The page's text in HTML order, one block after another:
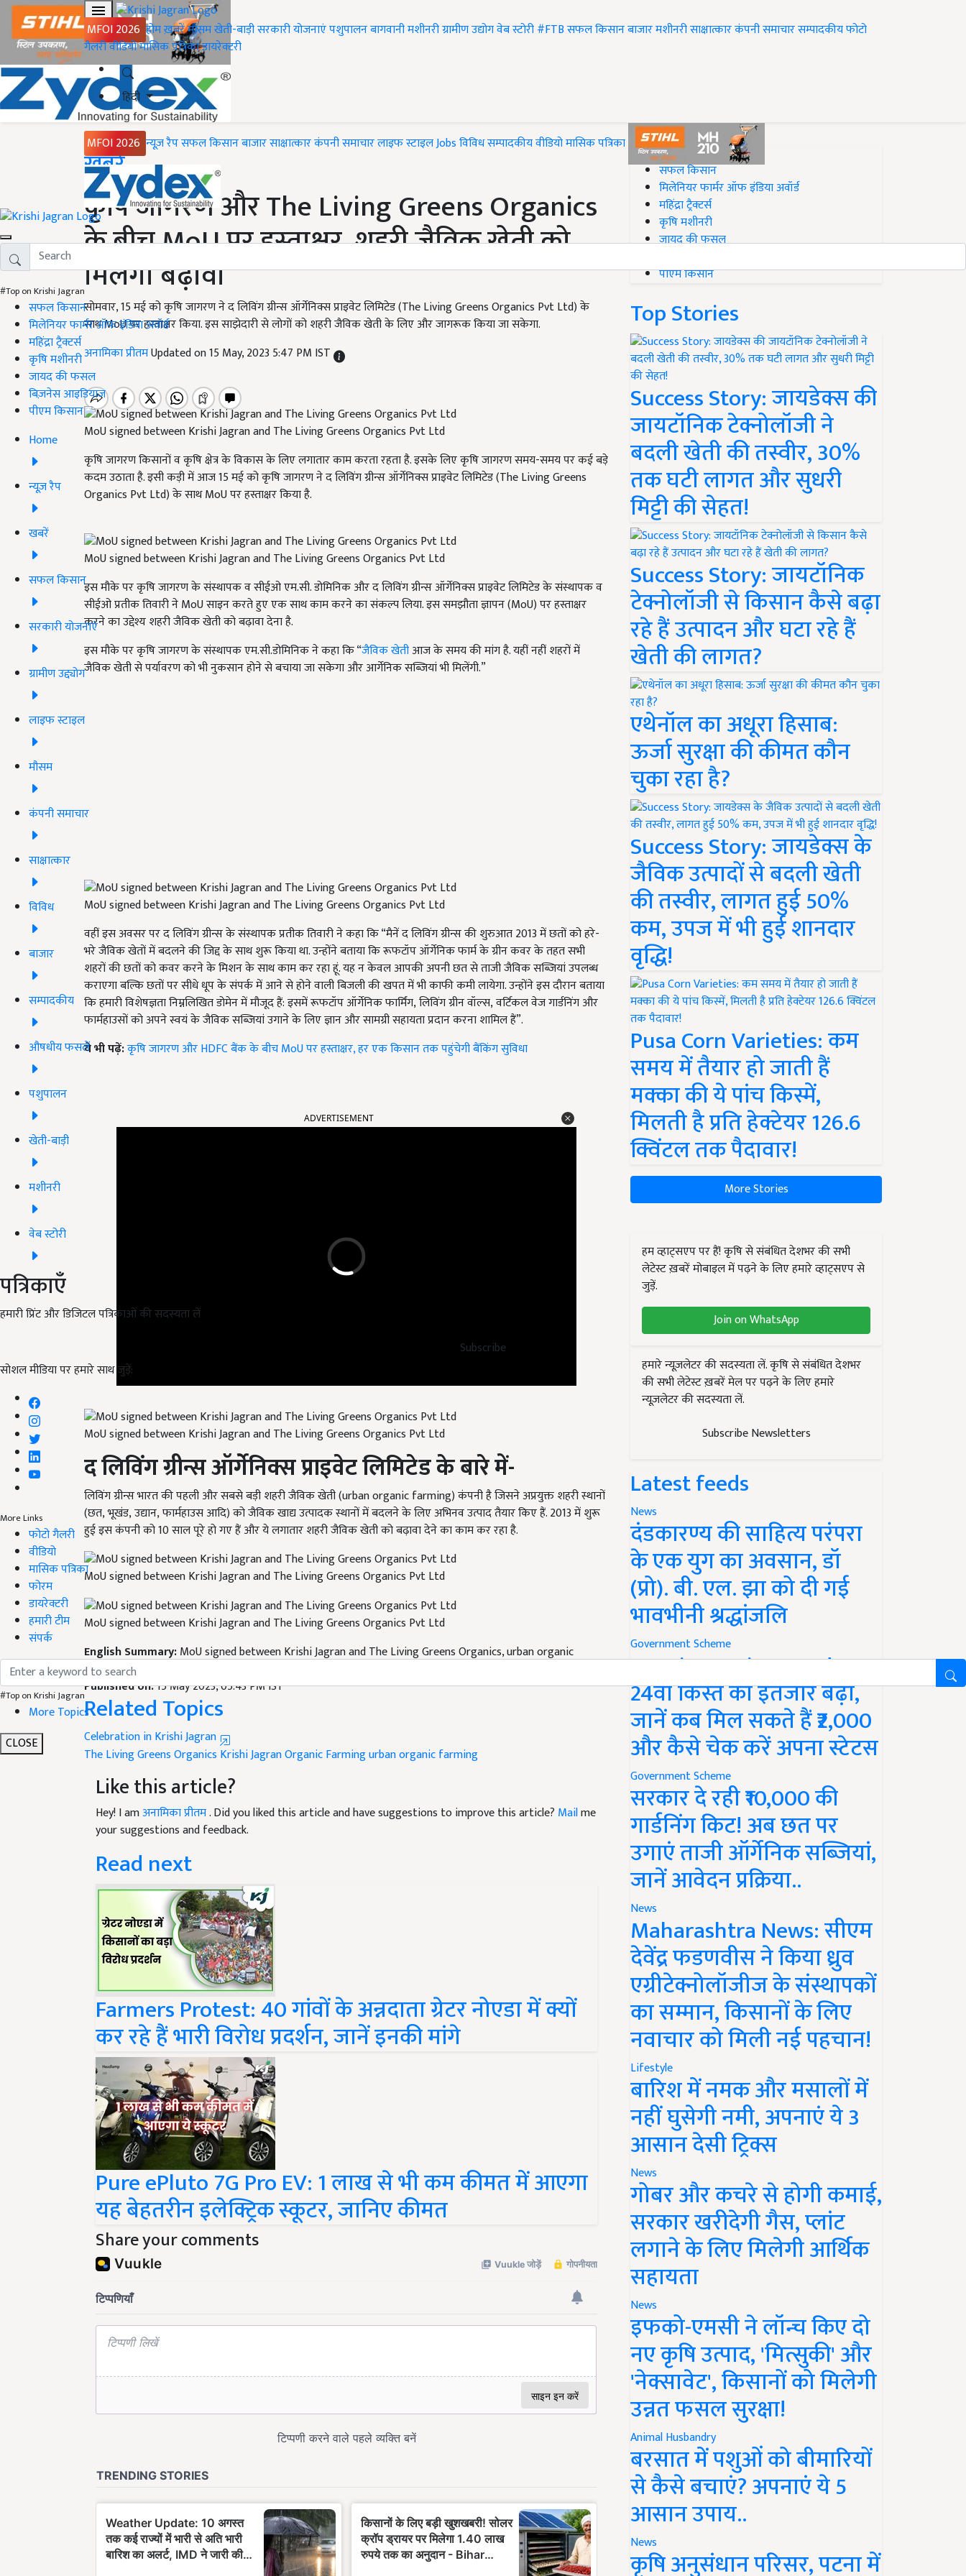
MFOI 2026 होमख़बरेंमौसमखेती-बाड़ीसरकारी योजनाएंपशुपालनबागवानीमशीनरीग्रामीण उद्योगवेब स्टोरी#FTBसफल किसानबाजारमशीनरीसाक्षात्कारकंपनी समाचारसम्पादकीयफोटो
गैलरीवीडियोमासिक पत्रिकाडायरेक्टरी
हिंदी
MFOI 2026 न्यूज़ रैपसफल किसानबाजारसाक्षात्कारकंपनी समाचारलाइफ स्टाइलJobsविविधसम्पादकीयवीडियोमासिक पत्रिका
#Top on Krishi Jagran
सफल किसान
मिलेनियर फार्मर ऑफ इंडिया अवॉर्ड
महिंद्रा ट्रैक्टर्स
कृषि मशीनरी
जायद की फसल
बिज़नेस आइडियाज
पीएम किसान
Home
न्यूज़ रैप
खबरें
सफल किसान
सरकारी योजनाएं
ग्रामीण उद्द्योग
लाइफ स्टाइल
मौसम
कंपनी समाचार
साक्षात्कार
विविध
बाजार
सम्पादकीय
औषधीय फसलें
पशुपालन
खेती-बाड़ी
मशीनरी
वेब स्टोरी
पत्रिकाएँ
हमारी प्रिंट और डिजिटल पत्रिकाओं की सदस्यता लें
Subscribe
सोशल मीडिया पर हमारे साथ जुड़ें:
More Links
फोटो गैलरी
वीडियो
मासिक पत्रिका
फोरम
डायरेक्टरी
हमारी टीम
संपर्क
#Top on Krishi Jagran
More Topics
CLOSE
Home
ख़बरें
कृषि जागरण और The Living Greens Organics
के बीच MoU पर हस्ताक्षर, शहरी जैविक खेती को
मिलेगा बढ़ावा
सोमवार, 15 मई को कृषि जागरण ने द लिविंग ग्रीन्स ऑर्गेनिक्स प्राइवेट लिमिटेड (The Living Greens Organics Pvt Ltd) के
साथ MoU पर हस्ताक्षर किया. इस साझेदारी से लोगों को शहरी जैविक खेती के लिए और जागरूक किया जा सकेगा.
अनामिका प्रीतमUpdated on 15 May, 2023 5:47 PM IST
MoU signed between Krishi Jagran and The Living Greens Organics Pvt Ltd
कृषि जागरण किसानों व कृषि क्षेत्र के विकास के लिए लगातार काम करता रहता है. इसके लिए कृषि जागरण समय-समय पर कई बड़े
कदम उठाता है. इसी कड़ी में आज 15 मई को कृषि जागरण ने द लिविंग ग्रीन्स ऑर्गेनिक्स प्राइवेट लिमिटेड (The Living Greens
Organics Pvt Ltd)के साथMoUपर हस्ताक्षर किया है.
MoU signed between Krishi Jagran and The Living Greens Organics Pvt Ltd
इस मौके पर कृषि जागरण के संस्थापक व सीईओ एम.सी. डोमिनिक और द लिविंग ग्रीन्स ऑर्गेनिक्स प्राइवेट लिमिटेड के संस्थापक व
सीईओ प्रतीक तिवारी नेMoUसाइन करते हुए एक साथ काम करने का संकल्प लिया. इस समझौता ज्ञापन (MoU)पर हस्ताक्षर
करने का उद्देश्य शहरी जैविक खेती को बढ़ावा देना है.
इस मौके पर कृषि जागरण के संस्थापक एम.सी.डोमिनिक ने कहा कि “जैविक खेतीआज के समय की मांग है. यहीं नहीं शहरों में
जैविक खेती से पर्यावरण को भी नुकसान होने से बचाया जा सकेगा और आर्गेनिक सब्जियां भी मिलेंगी.”
MoU signed between Krishi Jagran and The Living Greens Organics Pvt Ltd
वहीं इस अवसर पर द लिविंग ग्रीन्स के संस्थापक प्रतीक तिवारी ने कहा कि “मैनें द लिविंग ग्रीन्स की शुरुआत 2013 में छतों को हरे-
भरे जैविक खेतों में बदलने की जिद्द के साथ शुरू किया था. उन्होंने बताया कि रूफटॉप ऑर्गेनिक फार्म के ग्रीन कवर के तहत सभी
शहरों की छतों को कवर करने के मिशन के साथ काम कर रहा हूं. यह न केवल आपकी अपनी छत से ताजी जैविक सब्जियां उपलब्ध
कराएगा बल्कि छतों पर सीधे धूप के संपर्क में आने से होने वाली बिजली की खपत में भी काफी कमी लायेगा. उन्होंने इस दौरान बताया
कि हमारी विशेषज्ञता निम्नलिखित डोमेन में मौजूद हैं: इसमें रूफटॉप ऑर्गेनिक फार्मिंग,लिविंग ग्रीन वॉल्स,वर्टिकल वेज गार्डनिंग और
फार्महाउसों को अपने स्वयं के जैविक सब्जियां उगाने के लिए ज्ञान और सामग्री सहायता प्रदान करना शामिल हैं”.
ये भी पढ़ें:कृषि जागरण और HDFC बैंक के बीच MoU पर हस्ताक्षर, हर एक किसान तक पहुंचेगी बैंकिंग सुविधा
MoU signed between Krishi Jagran and The Living Greens Organics Pvt Ltd
द लिविंग ग्रीन्स ऑर्गेनिक्स प्राइवेट लिमिटेड के बारे में-
लिविंग ग्रीन्स भारत की पहली और सबसे बड़ी शहरी जैविक खेती (urban organic farming) कंपनी है जिसने अप्रयुक्त शहरी स्थानों
(छत,भूखंड, उद्यान, फार्महाउस आदि) को जैविक खाद्य उत्पादक स्थानों में बदलने के लिए अभिनव उत्पाद तैयार किए हैं. 2013 में शुरू
हुई इस कंपनी को 10 साल पूरे हो गए हैं और ये लगातार शहरी जैविक खेती को बढ़ावा देने का काम कर रहा है.
MoU signed between Krishi Jagran and The Living Greens Organics Pvt Ltd
MoU signed between Krishi Jagran and The Living Greens Organics Pvt Ltd
English Summary:
MoU signed between Krishi Jagran and The Living Greens Organics, urban organic
farming will get a boost
Published on:
Related Topics
Celebration in Krishi Jagran
The Living Greens Organics Krishi Jagran
Like this article?
Hey! I amअनामिका प्रीतम. Did you liked this article and have suggestions to improve this article?
your suggestions and feedback.
Read next
Farmers Protest: 40 गांवों के अन्नदाता ग्रेटर नोएडा में क्यों
कर रहे हैं भारी विरोध प्रदर्शन, जानें इनकी मांगे
Pure ePluto 7G Pro EV: 1 लाख से भी कम कीमत में आएगा
यह बेहतरीन इलेक्ट्रिक स्कूटर, जानिए कीमत
Share your comments
#Top on Krishi Jagran
सफल किसान
मिलेनियर फार्मर ऑफ इंडिया अवॉर्ड
महिंद्रा ट्रैक्टर्स
कृषि मशीनरी
जायद की फसल
पीएम किसान
Top Stories
Success Story: जायडेक्स की
जायटॉनिक टेक्नोलॉजी ने
बदली खेती की तस्वीर, 30%
तक घटी लागत और सुधरी
मिट्टी की सेहत!
Success Story: जायटॉनिक
टेक्नोलॉजी से किसान कैसे बढ़ा
रहे हैं उत्पादन और घटा रहे हैं
खेती की लागत?
एथेनॉल का अधूरा हिसाब:
ऊर्जा सुरक्षा की कीमत कौन
चुका रहा है?
Success Story: जायडेक्स के
जैविक उत्पादों से बदली खेती
की तस्वीर, लागत हुई 50%
कम, उपज में भी हुई शानदार
वृद्धि!
Pusa Corn Varieties: कम
समय में तैयार हो जाती हैं
मक्का की ये पांच किस्में,
मिलती है प्रति हेक्टेयर 126.6
क्विंटल तक पैदावार!
More Stories
हम व्हाट्सएप पर हैं! कृषि से संबंधित देशभर की सभी
लेटेस्ट ख़बरें मोबाइल में पढ़ने के लिए हमारे व्हाट्सएप से
जुड़ें.
Join on WhatsApp
हमारे न्यूज़लेटर की सदस्यता लें. कृषि से संबंधित देशभर
की सभी लेटेस्ट ख़बरें मेल पर पढ़ने के लिए हमारे
न्यूज़लेटर की सदस्यता लें.
Subscribe Newsletters
Latest feeds
News
दंडकारण्य की साहित्य परंपरा
के एक युग का अवसान, डॉ
(प्रो). बी. एल. झा को दी गई
भावभीनी श्रद्धांजलि
Government Scheme
PM Kisan Yojana Update:
24वीं किस्त का इंतजार बढ़ा,
जानें कब मिल सकते हैं ₹2,000
और कैसे चेक करें अपना स्टेटस
Government Scheme
सरकार दे रही ₹10,000 की
गार्डनिंग किट! अब छत पर
उगाएं ताजी ऑर्गेनिक सब्जियां,
जानें आवेदन प्रक्रिया..
News
Maharashtra News: सीएम
देवेंद्र फडणवीस ने किया ध्रुव
एग्रीटेक्नोलॉजीज के संस्थापकों
का सम्मान, किसानों के लिए
नवाचार को मिली नई पहचान!
Lifestyle
बारिश में नमक और मसालों में
नहीं घुसेगी नमी, अपनाएं ये 3
आसान देसी ट्रिक्स
News
गोबर और कचरे से होगी कमाई,
सरकार खरीदेगी गैस, प्लांट
लगाने के लिए मिलेगी आर्थिक
सहायता
News
इफको-एमसी ने लॉन्च किए दो
नए कृषि उत्पाद, 'मित्सुकी' और
'नेक्सावेट', किसानों को मिलेगी
उन्नत फसल सुरक्षा!
Animal Husbandry
बरसात में पशुओं को बीमारियों
से कैसे बचाएं? अपनाएं ये 5
आसान उपाय..
News
कृषि अनुसंधान परिसर, पटना में